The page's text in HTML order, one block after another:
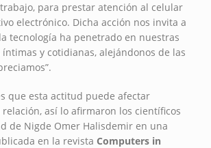
para prestar atención al celular
electrónico. Dicha acción nos invita a
tecnología ha penetrado en nuestras
y cotidianas, alejándonos de las
que esta actitud puede afectar
así lo afirmaron los científicos
de Nigde Omer Halisdemir en una
en la revista Computers in